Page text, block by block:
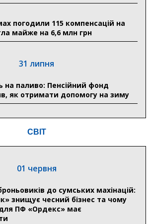
погодили 115 компенсацій на
майже на 6,6 млн грн
31 липня
на паливо: Пенсійний фонд
як отримати допомогу на зиму
Сумщини пояснили, що робити
родинам 20 полеглих Героїв
громадянина міста Суми»
30 липня
СВІТ
01 червня
до сумських махінацій:
знищує чесний бізнес та чому
ПФ «Ордекс» має